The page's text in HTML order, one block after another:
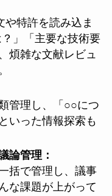
特許を読み込ま
」「主要な技術要
煩雑な文献レビュ
管理し、「○○につ
いった情報探索も
論管理：
括で管理し、議事
な課題が上がって